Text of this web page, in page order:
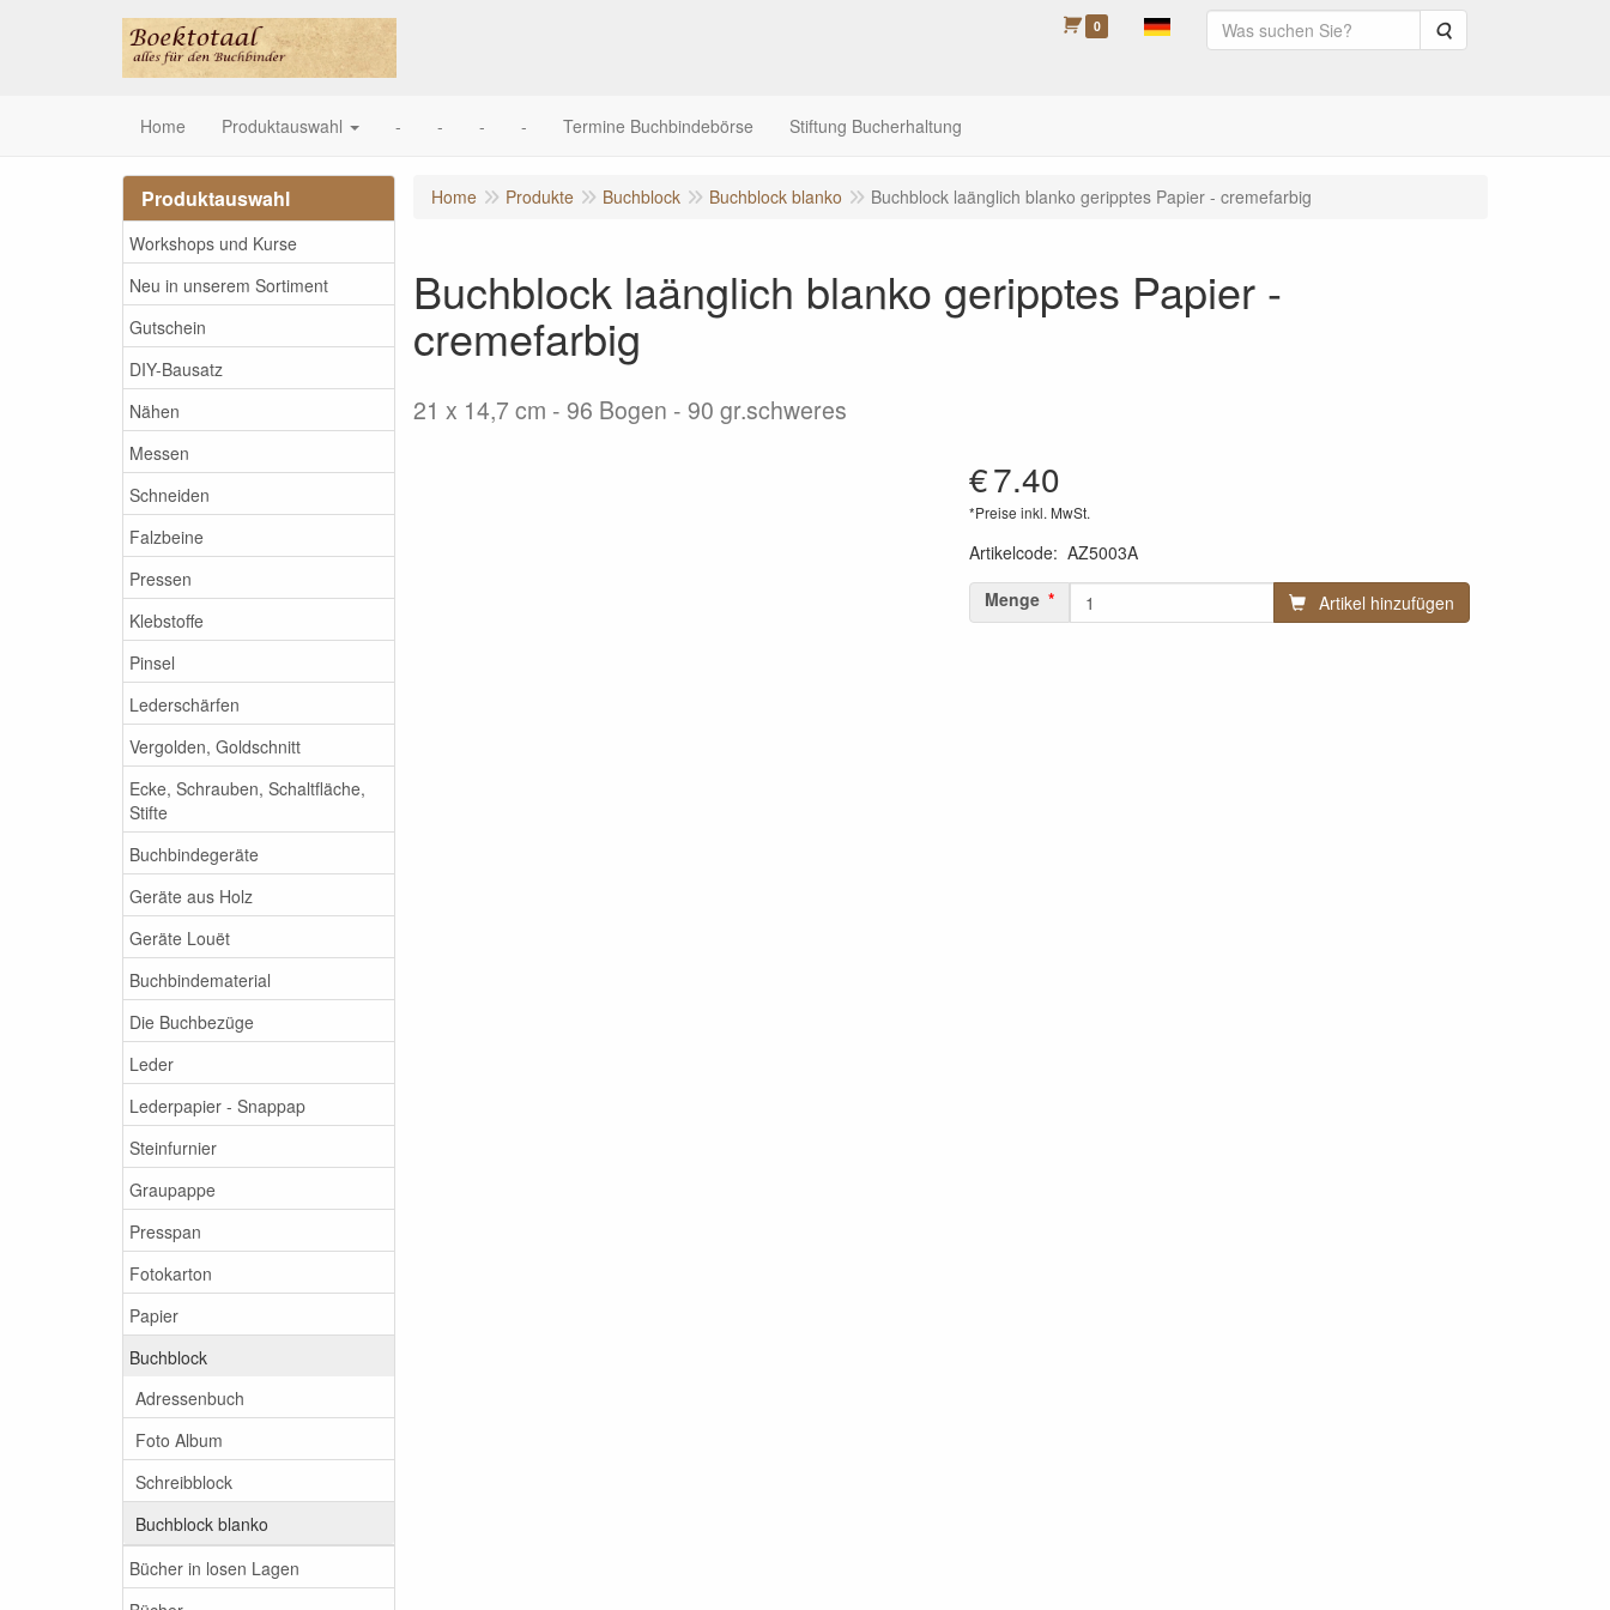
0 Suche
Home Produktauswahl - - - - Termine Buchbindebörse Stiftung Bucherhaltung
Produktauswahl
Workshops und Kurse
Neu in unserem Sortiment
Gutschein
DIY-Bausatz
Nähen
Messen
Schneiden
Falzbeine
Pressen
Klebstoffe
Pinsel
Lederschärfen
Vergolden, Goldschnitt
Ecke, Schrauben, Schaltfläche,
Stifte
Buchbindegeräte
Geräte aus Holz
Geräte Louët
Buchbindematerial
Die Buchbezüge
Leder
Lederpapier - Snappap
Steinfurnier
Graupappe
Presspan
Fotokarton
Papier
Buchblock
Adressenbuch
Foto Album
Schreibblock
Buchblock blanko
Bücher in losen Lagen
Home Produkte Buchblock Buchblock blanko Buchblock laänglich blanko geripptes Papier - cremefarbig
Buchblock laänglich blanko geripptes Papier -
cremefarbig
21 x 14,7 cm - 96 Bogen - 90 gr.schweres
€7.40
*Preise inkl. MwSt.
Artikelcode: AZ5003A
Menge
Artikel hinzufügen